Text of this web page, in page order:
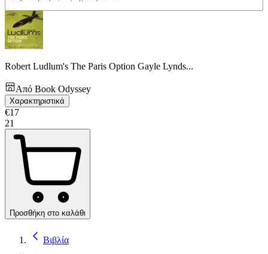
Robert Ludlum's The Paris Option Gayle Lynds...
Από Book Odyssey
Χαρακτηριστικά
€17
21
Προσθήκη στο καλάθι
Βιβλία